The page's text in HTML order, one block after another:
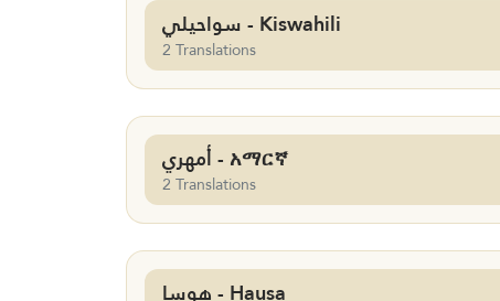
سواحيلي - Kiswahili
2 Translations
أمهري - አማርኛ
2 Translations
هوسا - Hausa